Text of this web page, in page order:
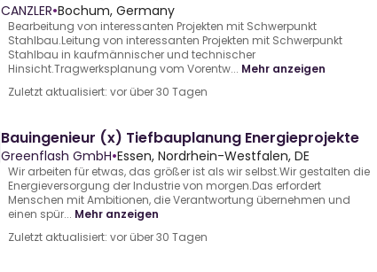
CANZLER•Bochum, Germany
Bearbeitung von interessanten Projekten mit Schwerpunkt
Stahlbau.Leitung von interessanten Projekten mit Schwerpunkt
Stahlbau in kaufmännischer und technischer
Hinsicht.Tragwerksplanung vom Vorentw... Mehr anzeigen
Zuletzt aktualisiert: vor über 30 Tagen
Bauingenieur (x) Tiefbauplanung Energieprojekte
Greenflash GmbH•Essen, Nordrhein-Westfalen, DE
Wir arbeiten für etwas, das größer ist als wir selbst.Wir gestalten die
Energieversorgung der Industrie von morgen.Das erfordert
Menschen mit Ambitionen, die Verantwortung übernehmen und
einen spür... Mehr anzeigen
Zuletzt aktualisiert: vor über 30 Tagen